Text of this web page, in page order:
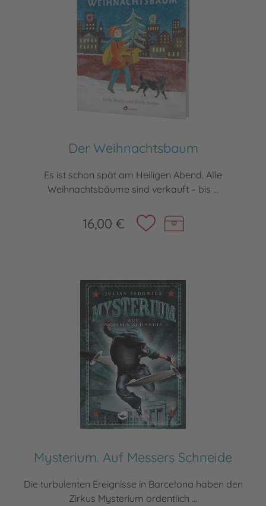
Der Weihnachtsbaum
Es ist schon spät am Heiligen Abend. Alle
Weihnachtsbäume sind verkauft – bis ...
16,00 €
Mysterium. Auf Messers Schneide
Die turbulenten Ereignisse in Barcelona haben den
Zirkus Mysterium ordentlich ...